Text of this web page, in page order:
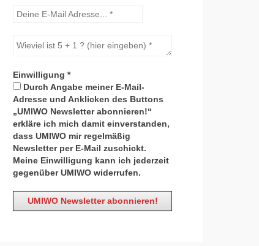
Einwilligung *
Durch Angabe meiner E-Mail-
Adresse und Anklicken des Buttons
„UMIWO Newsletter abonnieren!“
erkläre ich mich damit einverstanden,
dass UMIWO mir regelmäßig
Newsletter per E-Mail zuschickt.
Meine Einwilligung kann ich jederzeit
gegenüber UMIWO widerrufen.